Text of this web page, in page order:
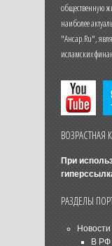
общественную
наиболее
"Ансар.Ru",
исламских
ВОЗРАСТНАЯ
При
РАЗДЕЛЫ
Новости
В